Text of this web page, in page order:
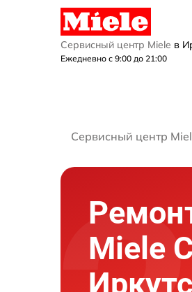
Сервисный центр Miele в
Ежедневно с 9:00 до 21:00
Сервисный центр
Miele